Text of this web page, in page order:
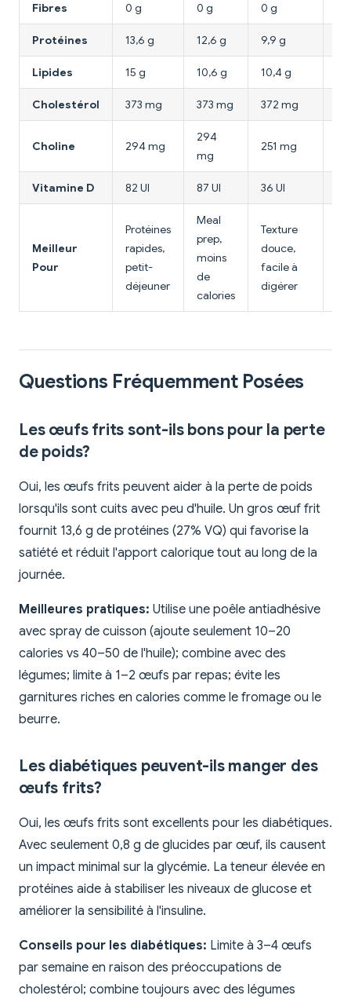
Fibres 0 g 0 g 0 g
Protéines 13,6 g 12,6 g 9,9 g
Lipides 15 g 10,6 g 10,4 g
Cholestérol 373 mg 373 mg 372 mg
Choline 294 mg
294
mg
251 mg
Vitamine D 82 UI 87 UI 36 UI
Meilleur
Pour
Protéines
rapides,
petit-
déjeuner
Meal
prep,
moins
de
calories
Texture
douce,
facile à
digérer
Questions Fréquemment Posées
Les œufs frits sont-ils bons pour la perte
de poids?
Oui, les œufs frits peuvent aider à la perte de poids
lorsqu'ils sont cuits avec peu d'huile. Un gros œuf frit
fournit 13,6 g de protéines (27% VQ) qui favorise la
satiété et réduit l'apport calorique tout au long de la
journée.
Meilleures pratiques: Utilise une poêle antiadhésive
avec spray de cuisson (ajoute seulement 10–20
calories vs 40–50 de l'huile); combine avec des
légumes; limite à 1–2 œufs par repas; évite les
garnitures riches en calories comme le fromage ou le
beurre.
Les diabétiques peuvent-ils manger des
œufs frits?
Oui, les œufs frits sont excellents pour les diabétiques.
Avec seulement 0,8 g de glucides par œuf, ils causent
un impact minimal sur la glycémie. La teneur élevée en
protéines aide à stabiliser les niveaux de glucose et
améliorer la sensibilité à l'insuline.
Conseils pour les diabétiques: Limite à 3–4 œufs
par semaine en raison des préoccupations de
cholestérol; combine toujours avec des légumes